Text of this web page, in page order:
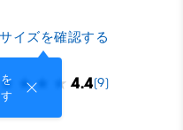
サイズを確認する
4.4(9)